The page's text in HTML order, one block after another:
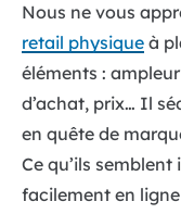
Nous ne vous
retail physique à
éléments :
d’achat, prix… Il
en quête de
Ce qu’ils
facilement en